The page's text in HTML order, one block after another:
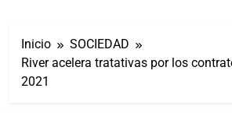
Inicio
SOCIEDAD
River acelera tratativas por los
2021